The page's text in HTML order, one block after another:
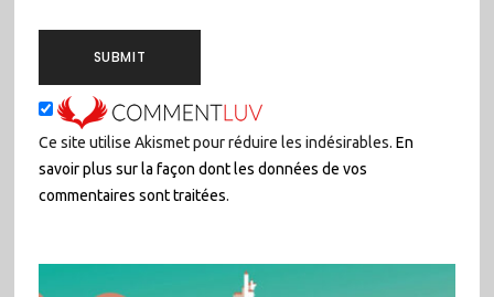
Ce site utilise Akismet pour réduire les indésirables. En
savoir plus sur la façon dont les données de vos
commentaires sont traitées.